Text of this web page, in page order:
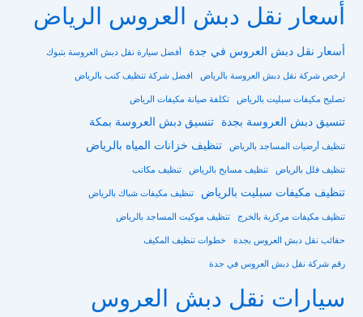
أسعار نقل دبش العروس الرياض
أسعار نقل دبش العروس في جدة أفضل سيارة نقل دبش العروسة بتبوك
ارخص شركة نقل دبش العروسة بالرياض افضل شركة تنظيف كنب بالرياض
تصليح مكيفات سبليت بالرياض تكلفة صيانة مكيفات الرياض
تنسيق دبش العروسة بجدة تنسيق دبش العروسة بمكة
تنظيف أرضيات المساجد بالرياض تنظيف خزانات المياه بالرياض
تنظيف فلل بالرياض تنظيف مسابح بالرياض تنظيف مكاتب
تنظيف مكيفات سبليت بالرياض تنظيف مكيفات شباك بالرياض
تنظيف مكيفات مركزية بالخرج تنظيف موكيت المساجد بالرياض
حقائب نقل دبش العروس بجدة خطوات تنظيف المكيف
رقم شركة نقل دبش العروس في جدة
سيارات نقل دبش العروس